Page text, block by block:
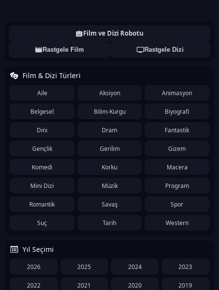
Film ve Dizi Robotu
Rastgele Film Rastgele Dizi
Film & Dizi Türleri
Aile Aksiyon Animasyon
Belgesel Bilim-Kurgu Biyografi
Dini Dram Fantastik
Gençlik Gerilim Gizem
Komedi Korku Macera
Mini Dizi Müzik Program
Romantik Savaş Spor
Suç Tarih Western
Yıl Seçimi
2026 2025 2024 2023
2022 2021 2020 2019